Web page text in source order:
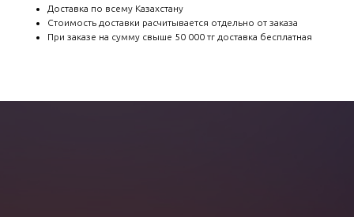
Доставка по всему Казахстану
Стоимость доставки расчитывается отдельно от заказа
При заказе на сумму свыше 50 000 тг доставка бесплатная